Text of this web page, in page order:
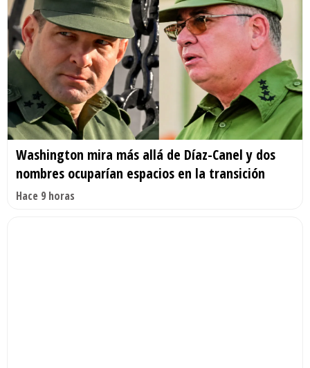
Washington mira más allá de Díaz-Canel y dos
nombres ocuparían espacios en la transición
Hace 9 horas